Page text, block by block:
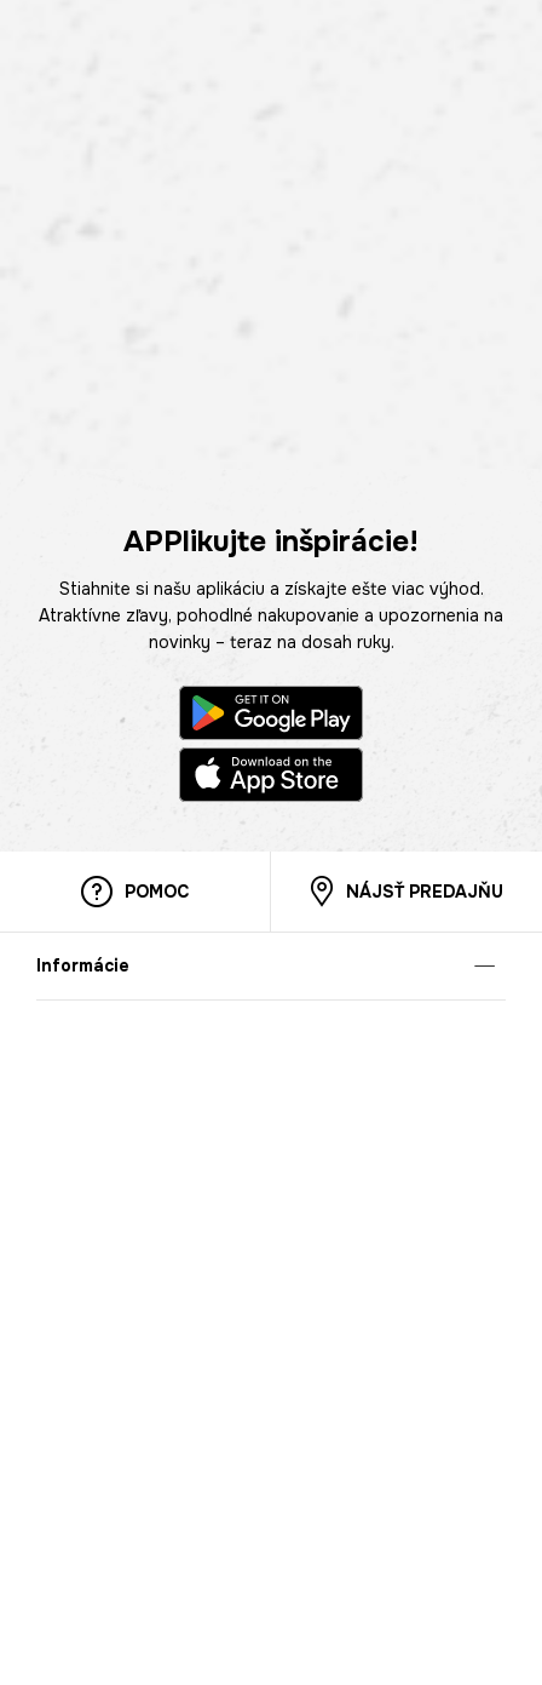
APPlikujte inšpirácie!
Stiahnite si našu aplikáciu a získajte ešte viac výhod.
Atraktívne zľavy, pohodlné nakupovanie a upozornenia na
novinky – teraz na dosah ruky.
POMOC NÁJSŤ PREDAJŇU
Informácie